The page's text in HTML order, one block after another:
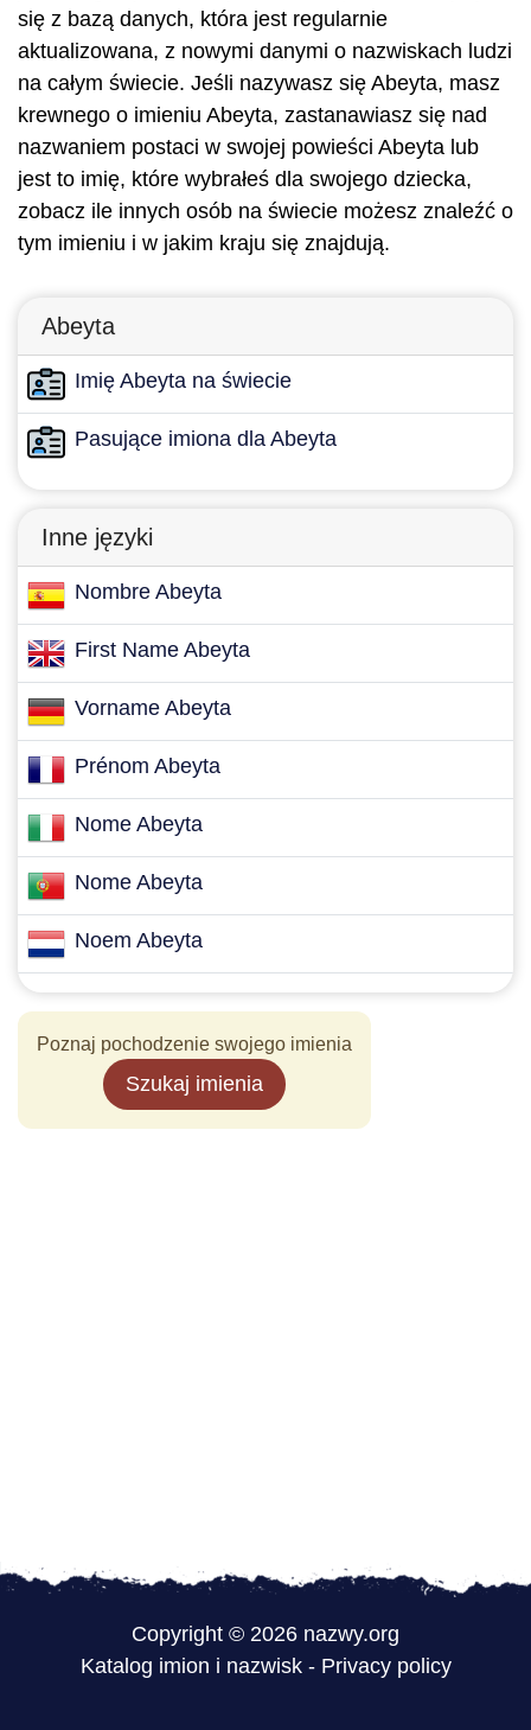
się z bazą danych, która jest regularnie
aktualizowana, z nowymi danymi o nazwiskach ludzi
na całym świecie. Jeśli nazywasz się Abeyta, masz
krewnego o imieniu Abeyta, zastanawiasz się nad
nazwaniem postaci w swojej powieści Abeyta lub
jest to imię, które wybrałeś dla swojego dziecka,
zobacz ile innych osób na świecie możesz znaleźć o
tym imieniu i w jakim kraju się znajdują.
Abeyta
Imię Abeyta na świecie
Pasujące imiona dla Abeyta
Inne języki
Nombre Abeyta
First Name Abeyta
Vorname Abeyta
Prénom Abeyta
Nome Abeyta
Nome Abeyta
Noem Abeyta
Poznaj pochodzenie swojego imienia
Szukaj imienia
Copyright © 2026 nazwy.org
Katalog imion i nazwisk- Privacy policy